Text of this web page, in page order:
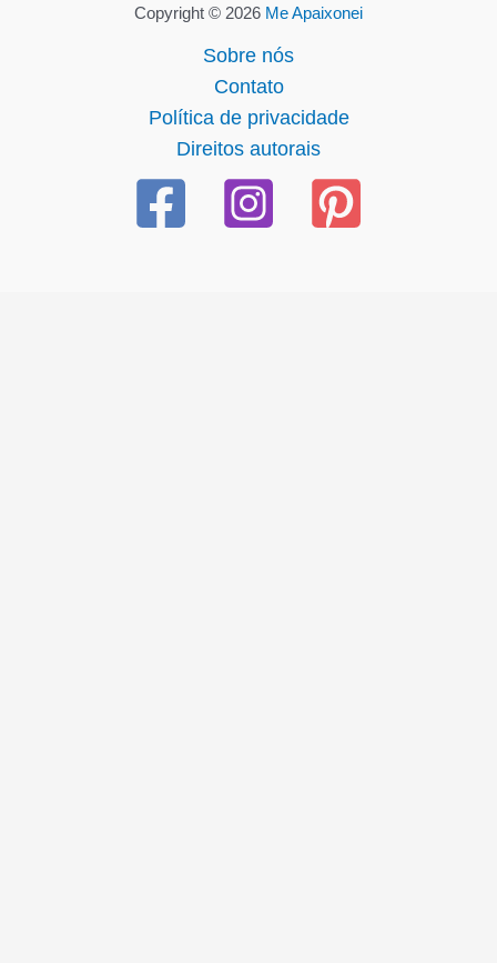
Copyright © 2026 Me Apaixonei
Sobre nós
Contato
Política de privacidade
Direitos autorais